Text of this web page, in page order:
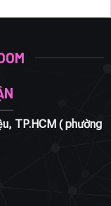
TP.HCM ( phường